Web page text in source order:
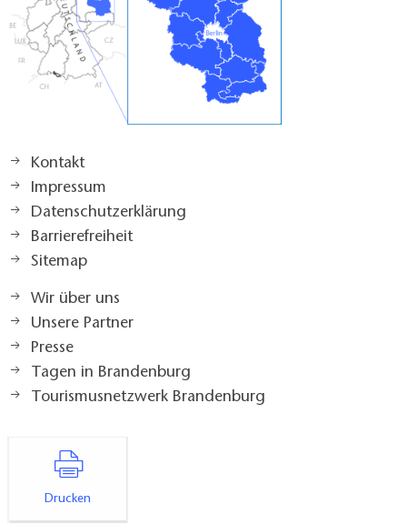
Kontakt
Impressum
Datenschutzerklärung
Barrierefreiheit
Sitemap
Wir über uns
Unsere Partner
Presse
Tagen in Brandenburg
Tourismusnetzwerk Brandenburg
Drucken